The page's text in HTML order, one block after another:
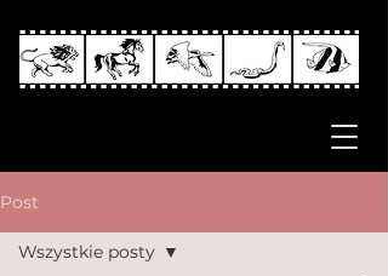
Post
Wszystkie posty